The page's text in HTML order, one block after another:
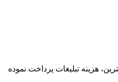
هزینه تبلیغات پرداخت نموده